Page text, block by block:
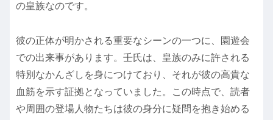
の皇族なのです。
彼の正体が明かされる重要なシーンの一つに、園遊会
での出来事があります。壬氏は、皇族のみに許される
特別なかんざしを身につけており、それが彼の高貴な
血筋を示す証拠となっていました。この時点で、読者
や周囲の登場人物たちは彼の身分に疑問を抱き始める